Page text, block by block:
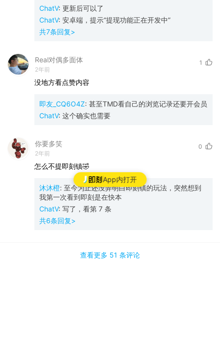
App内打开
ChatV: 更新后可以了
ChatV: 安卓端，提示“提现功能正在开发中”
共7条回复>
Real对偶多面体
2年前
1
没地方看点赞内容
即友_CQ6O4Z: 甚至TMD看自己的浏览记录还要开会员
ChatV: 这个确实也需要
你要多笑
2年前
0
怎么不提即刻镇🤣
沐沐橙: 至今为止还没弄明白即刻镇的玩法，突然想到
我第一次看到即刻是在快本
ChatV: 写了，看第 7 条
共6条回复>
查看更多 51 条评论